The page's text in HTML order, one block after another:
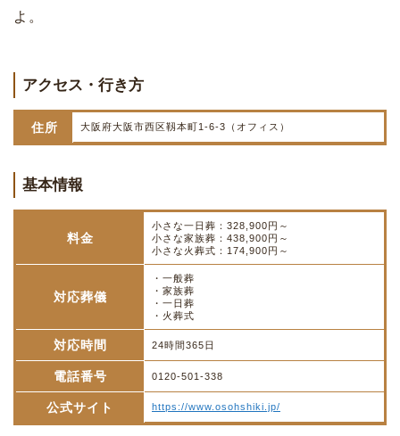
よ。
アクセス・行き方
住所 大阪府大阪市西区靱本町1-6-3（オフィス）
基本情報
料金
小さな一日葬：328,900円～
小さな家族葬：438,900円～
小さな火葬式：174,900円～
対応葬儀
・一般葬
・家族葬
・一日葬
・火葬式
対応時間 24時間365日
電話番号 0120-501-338
公式サイト https://www.osohshiki.jp/